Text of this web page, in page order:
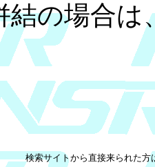
結の場合
検索サイトから直接来られた方